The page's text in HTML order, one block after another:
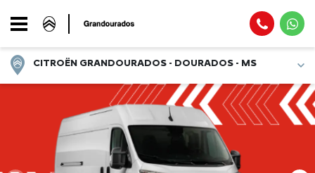
CITROËN GRANDOURADOS - DOURADOS - MS